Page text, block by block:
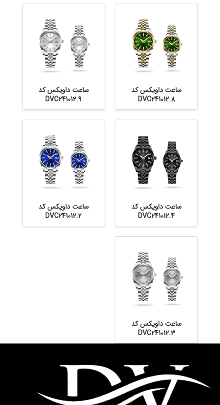
ساعت داویکس کد
DVC241012.8
ساعت داویکس کد
DVC241012.9
ساعت داویکس کد
DVC241012.4
ساعت داویکس کد
DVC241012.2
ساعت داویکس کد
DVC241012.3